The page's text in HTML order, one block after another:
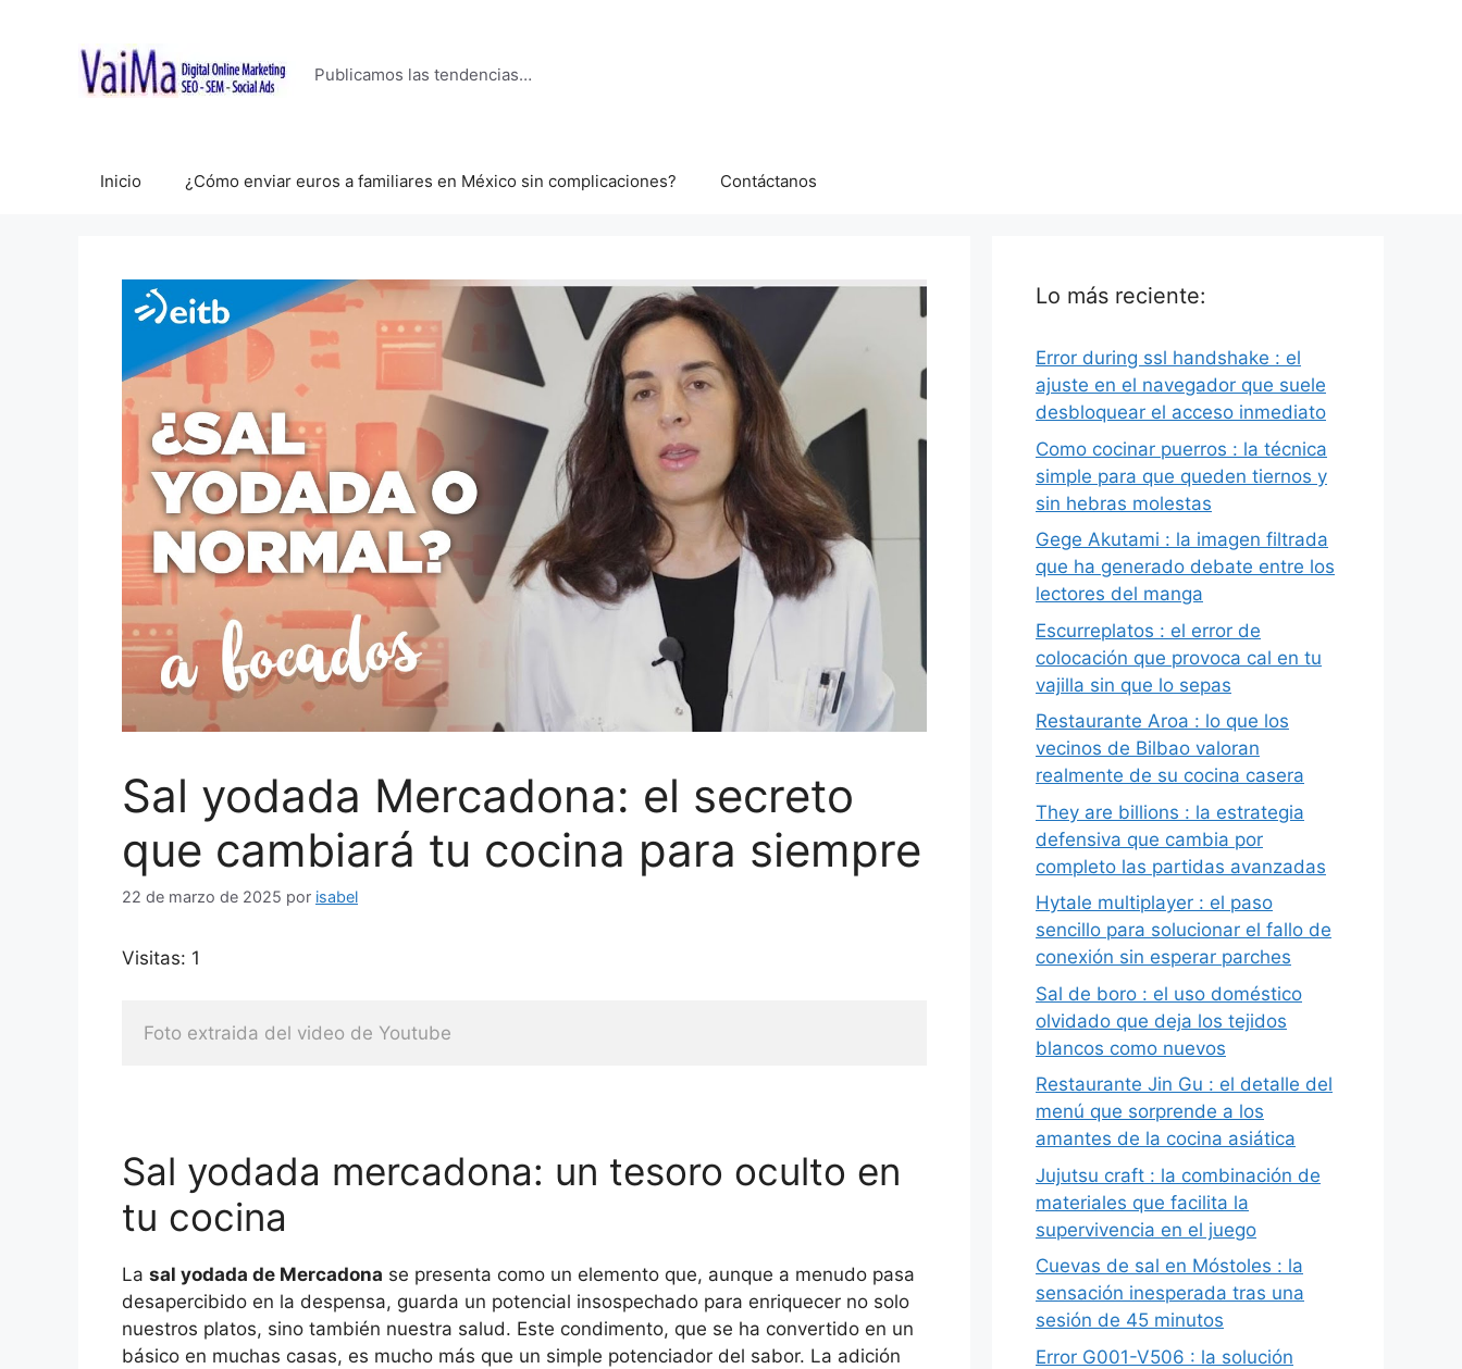
contenido
Publicamos las tendencias…
Inicio ¿Cómo enviar euros a familiares en México sin complicaciones? Contáctanos
Sal yodada Mercadona: el secreto
que cambiará tu cocina para siempre
22 de marzo de 2025 por isabel
Visitas: 1
Foto extraida del video de Youtube
Sal yodada mercadona: un tesoro oculto en
tu cocina
La sal yodada de Mercadona se presenta como un elemento que, aunque a menudo pasa
desapercibido en la despensa, guarda un potencial insospechado para enriquecer no solo
nuestros platos, sino también nuestra salud. Este condimento, que se ha convertido en un
básico en muchas casas, es mucho más que un simple potenciador del sabor. La adición
Lo más reciente:
Error during ssl handshake : el
ajuste en el navegador que suele
desbloquear el acceso inmediato
Como cocinar puerros : la técnica
simple para que queden tiernos y
sin hebras molestas
Gege Akutami : la imagen filtrada
que ha generado debate entre los
lectores del manga
Escurreplatos : el error de
colocación que provoca cal en tu
vajilla sin que lo sepas
Restaurante Aroa : lo que los
vecinos de Bilbao valoran
realmente de su cocina casera
They are billions : la estrategia
defensiva que cambia por
completo las partidas avanzadas
Hytale multiplayer : el paso
sencillo para solucionar el fallo de
conexión sin esperar parches
Sal de boro : el uso doméstico
olvidado que deja los tejidos
blancos como nuevos
Restaurante Jin Gu : el detalle del
menú que sorprende a los
amantes de la cocina asiática
Jujutsu craft : la combinación de
materiales que facilita la
supervivencia en el juego
Cuevas de sal en Móstoles : la
sensación inesperada tras una
sesión de 45 minutos
Error G001-V506 : la solución